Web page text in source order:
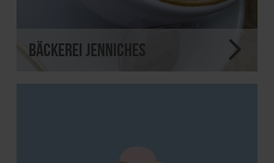
Bäckerei Jenniches